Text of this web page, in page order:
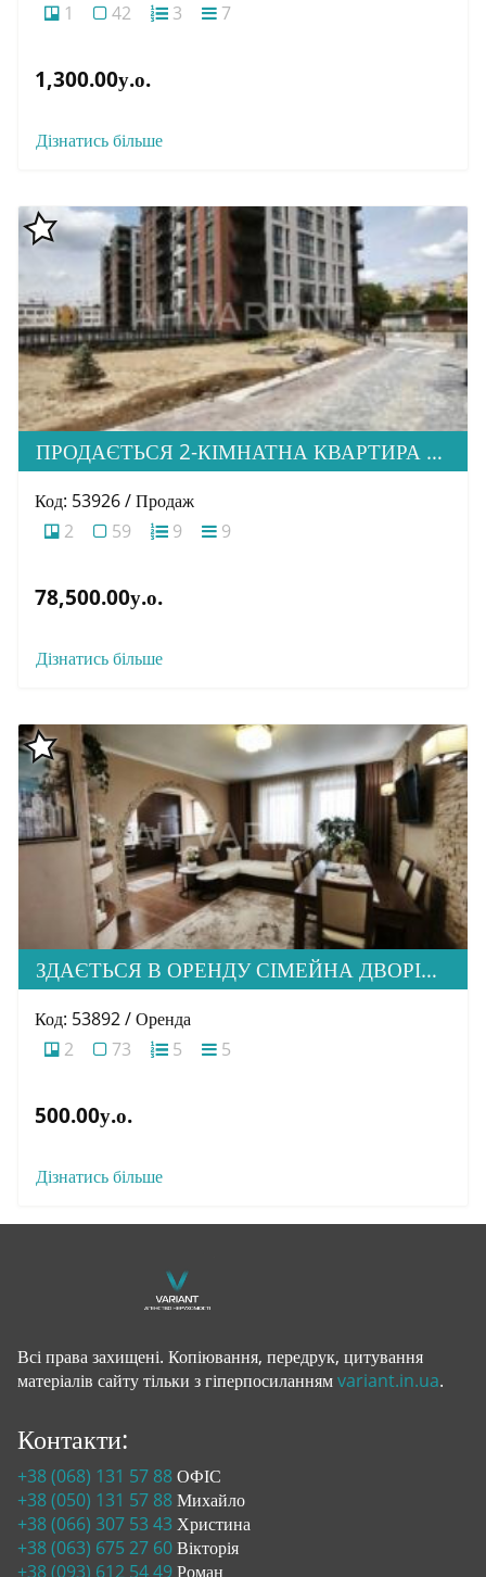
1
42 3 7
1,300.00у.о.
Дізнатись більше
ПРОДАЄТЬСЯ 2-КІМНАТНА КВАРТИРА В М. УЖГОРОД, ВУЛ. ТЛЕХАСА 19, ЖК “WEST TOWERS”
Код: 53926 / Продаж
2
59 9 9
78,500.00у.о.
Дізнатись більше
ЗДАЄТЬСЯ В ОРЕНДУ СІМЕЙНА ДВОРІВНЕВА КВАРТИРА В М. УЖГОРОД
Код: 53892 / Оренда
2
73 5 5
500.00у.о.
Дізнатись більше
Всі права захищені. Копіювання, передрук, цитування
матеріалів сайту тільки з гіперпосиланнямvariant.in.ua.
Контакти:
+38 (068) 131 57 88ОФІС
+38 (050) 131 57 88Михайло
+38 (066) 307 53 43 Христина
+38 (063) 675 27 60Вікторія
+38 (093) 612 54 49Роман